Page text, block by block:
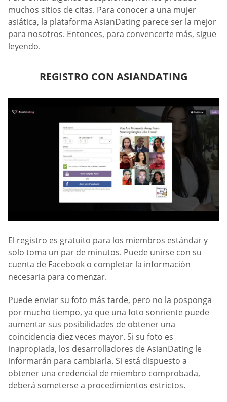
muchos sitios de citas. Para conocer a una mujer
asiática, la plataforma AsianDating parece ser la mejor
para nosotros. Entonces, para convencerte más, sigue
leyendo.
REGISTRO CON ASIANDATING
El registro es gratuito para los miembros estándar y
solo toma un par de minutos. Puede unirse con su
cuenta de Facebook o completar la información
necesaria para comenzar.
Puede enviar su foto más tarde, pero no la posponga
por mucho tiempo, ya que una foto sonriente puede
aumentar sus posibilidades de obtener una
coincidencia diez veces mayor. Si su foto es
inapropiada, los desarrolladores de AsianDating le
informarán para cambiarla. Si está dispuesto a
obtener una credencial de miembro comprobada,
deberá someterse a procedimientos estrictos.